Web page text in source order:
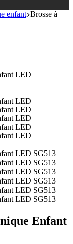
enfant Brosse à
Enfant